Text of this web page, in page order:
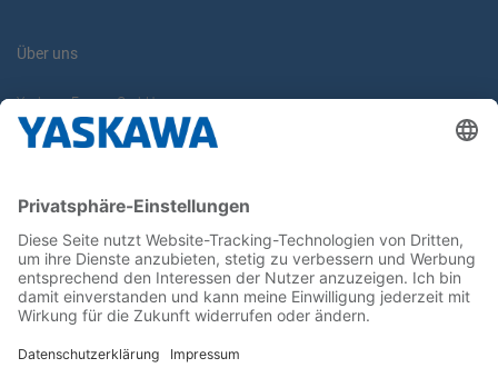
Über uns
Yaskawa Europe GmbH
Karriere
Newsletter
Follow us on...